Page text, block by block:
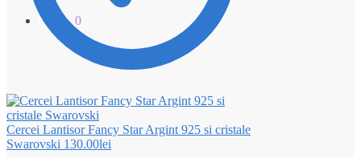
0.00 lei 0
Cercei Lantisor Fancy Star Argint 925 si cristale
Swarovski 130.00lei